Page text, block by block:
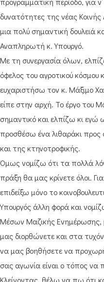
δυνατότητες της νέας Κοινής
μια πολύ σημαντική δουλειά
Αναπληρωτή κ. Υπουργό.
Με τη συνεργασία όλων,
όφελος του αγροτικού
ευχαριστήσω τον κ. Μάξιμο
είπε στην αρχή. Το έργο του
σημαντικό και ελπίζω κι εγώ
προσθέσω ένα λιθαράκι
και της κτηνοτροφικής.
Όμως νομίζω ότι τα πολλά
πράξη θα μας κρίνετε όλοι.
επιδείξω μόνο το
Υπουργός άλλη φορά και
Μέσων Μαζικής Ενημέρωσης,
μας διορθώνετε και στα
να μας βοηθήσετε να
σας αγωνία είναι ο τόπος να
Κλείνοντας, θέλω να πω ότι